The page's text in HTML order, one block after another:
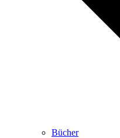
Bücher